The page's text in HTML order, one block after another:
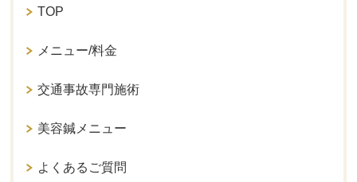
TOP
メニュー/料金
交通事故専門施術
美容鍼メニュー
よくあるご質問